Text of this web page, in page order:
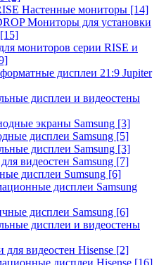
Настенные мониторы [14]
Мониторы для установки
[15]
мониторов серии RISE и
дисплеи 21:9 Jupiter
дисплеи и видеостены
экраны Samsung [3]
дисплеи Samsung [5]
дисплеи Samsung [3]
видеостен Samsung [7]
дисплеи Sumsung [6]
дисплеи Samsung
дисплеи Samsung [6]
дисплеи и видеостены
для видеостен Hisense [2]
дисплеи Hisense [16]